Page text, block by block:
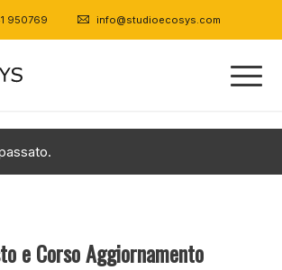
950769 info@studioecosys.com
e Corso Aggiornamento